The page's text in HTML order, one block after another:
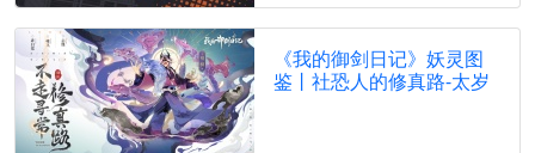
《我的御剑日记》妖灵图
鉴丨社恐人的修真路-太岁